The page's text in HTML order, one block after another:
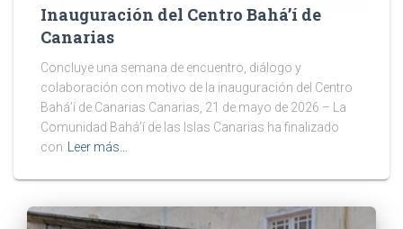
Inauguración del Centro Bahá’í de
Canarias
Concluye una semana de encuentro, diálogo y
colaboración con motivo de la inauguración del Centro
Bahá’í de Canarias Canarias, 21 de mayo de 2026 – La
Comunidad Bahá’í de las Islas Canarias ha finalizado
con Leer más…